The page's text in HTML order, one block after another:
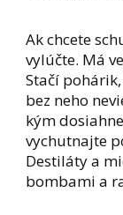
Ak chcete
vylúčte. Má
Stačí
bez neho
kým
vychutnajte
Destiláty a
bombami a